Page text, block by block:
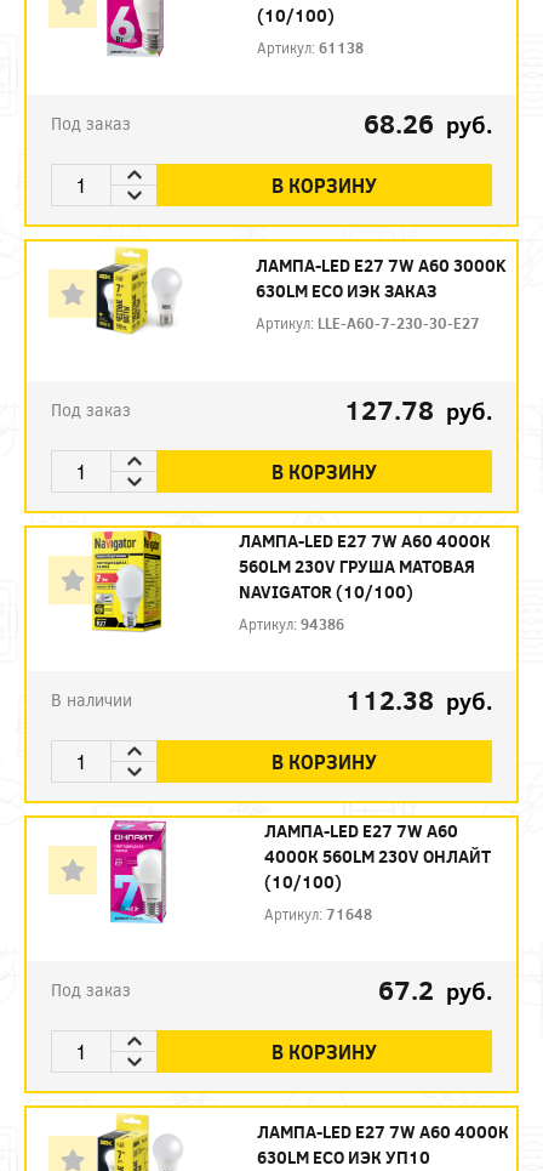
(10/100)
Артикул:61138
Под заказ 68.26 руб.
В КОРЗИНУ
ЛАМПА-LED E27 7W A60 3000K
630LM ECO ИЭК ЗАКАЗ
Артикул: LLE-A60-7-230-30-E27
Под заказ 127.78 руб.
В КОРЗИНУ
ЛАМПА-LED E27 7W A60 4000К
560LM 230V ГРУША МАТОВАЯ
NAVIGATOR (10/100)
Артикул:94386
В наличии 112.38 руб.
В КОРЗИНУ
ЛАМПА-LED E27 7W A60
4000К 560LM 230V ОНЛАЙТ
(10/100)
Артикул:71648
Под заказ 67.2 руб.
В КОРЗИНУ
ЛАМПА-LED E27 7W A60 4000К
630LM ECO ИЭК УП10